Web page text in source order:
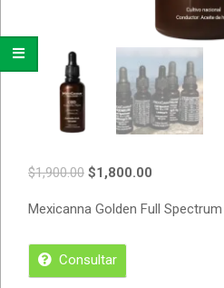
$1,900.00 $1,800.00
Mexicanna Golden Full
Consultar